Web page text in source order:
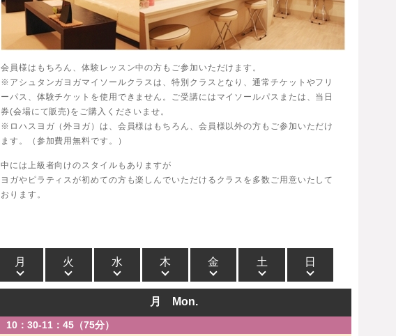
会員様はもちろん、体験レッスン中の方もご参加いただけます。
※アシュタンガヨガマイソールクラスは、特別クラスとなり、通常チケットやフリ
ーパス、体験チケットを使用できません。ご受講にはマイソールパスまたは、当日
券(会場にて販売)をご購入くださいませ。
※ロハスヨガ（外ヨガ）は、会員様はもちろん、会員様以外の方もご参加いただけ
ます。（参加費用無料です。）
中には上級者向けのスタイルもありますが
ヨガやピラティスが初めての方も楽しんでいただけるクラスを多数ご用意いたして
おります。
月 火 水 木 金 土 日
月 Mon.
10：30-11：45（75分）